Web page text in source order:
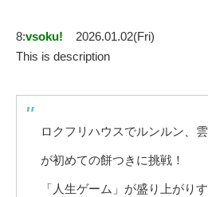
8:vsoku!
2026.01.02(Fri)
This is description
ロクフリハウスでルンルン、
が初めての餅つきに挑戦！
「人生ゲーム」が盛り上がり